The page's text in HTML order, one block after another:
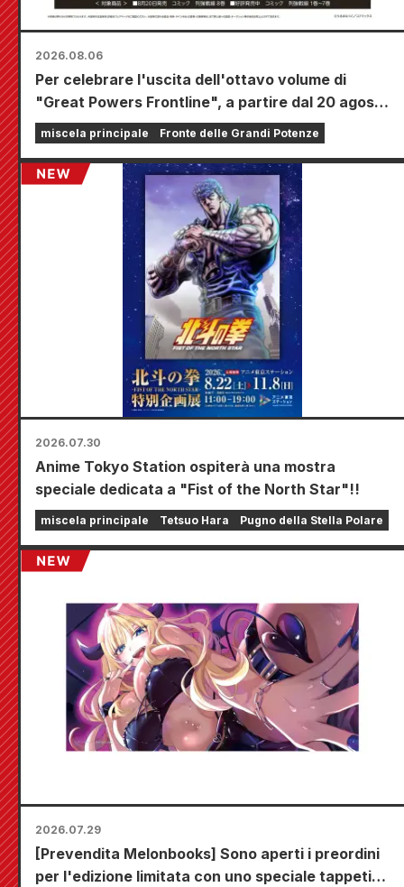
2026.08.06
Per celebrare l'uscita dell'ottavo volume di
"Great Powers Frontline", a partire dal 20 agosto
si terrà una fiera a tempo limitato presso i negozi
Animate di tutta la nazione, dove potrete
aggiudicarvi una mini card disegnata
appositamente (4 tipi in totale)!
miscela principale Fronte delle Grandi Potenze
2026.07.30
Anime Tokyo Station ospiterà una mostra
speciale dedicata a "Fist of the North Star"!!
miscela principale Tetsuo Hara Pugno della Stella Polare
2026.07.29
[Prevendita Melonbooks] Sono aperti i preordini
per l'edizione limitata con uno speciale tappetino